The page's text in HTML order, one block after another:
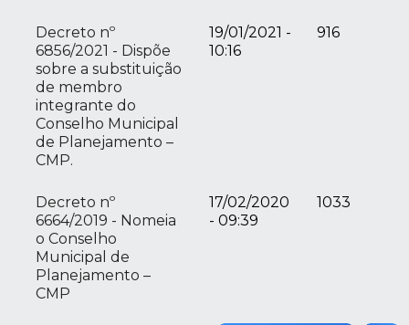
Decreto nº
6856/2021 - Dispõe
sobre a substituição
de membro
integrante do
Conselho Municipal
de Planejamento –
CMP.
19/01/2021 -
10:16
916
Decreto nº
6664/2019 - Nomeia
o Conselho
Municipal de
Planejamento –
CMP
17/02/2020
- 09:39
1033